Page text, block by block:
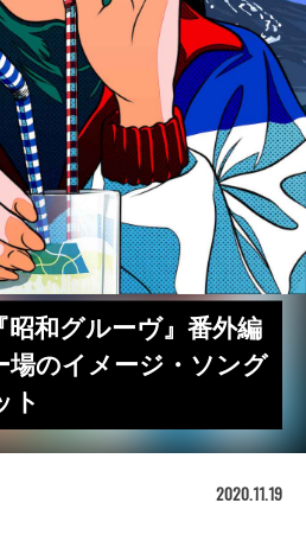
和グルーヴ』番外編
場のイメージ・ソング
ト
2020.11.19